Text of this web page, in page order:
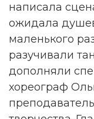
написала
ожидала
маленького
разучивали
дополняли
хореограф